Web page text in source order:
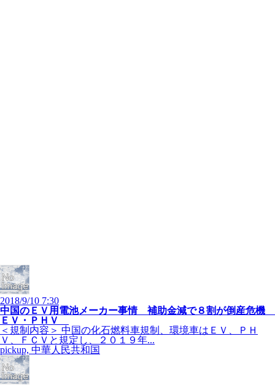
2018/9/10 7:30
中国のＥＶ用電池メーカー事情 補助金減で８割が倒産危機
ＥＶ・ＰＨＶ
＜規制内容＞ 中国の化石燃料車規制、環境車はＥＶ、ＰＨ
Ｖ、ＦＣＶと規定し、２０１９年...
pickup, 中華人民共和国